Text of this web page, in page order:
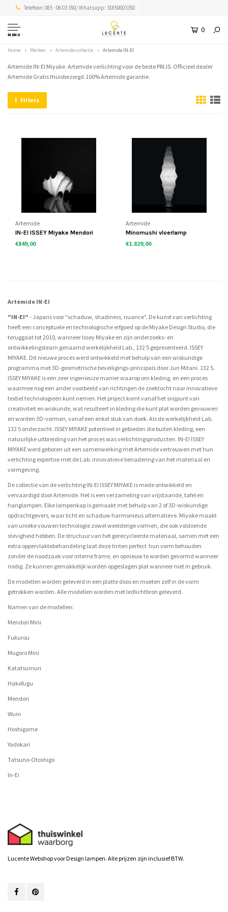
Telefoon: 085 - 06 03 350/ Whatsapp: 31850603350
MENU
0
Home Merken Artemide collectie Artemide IN-EI
Artemide IN-EI Miyake. Artemide verlichting voor de beste PRIJS. Officieel dealer
Artemide Gratis thuisbezorgd.100% Artemide garantie.
Filters
Artemide
IN-EI ISSEY Miyake Mendori
€849,00
Artemide
Minomushi vloerlamp
€1.829,00
Artemide IN-EI
"IN-EI" - Japans voor "schaduw, shadiness, nuance". De kunst van verlichting
heeft een conceptuele en technologische erfgoed op de Miyake Design Studio, die
teruggaat tot 2010, wanneer Issey Miyake en zijn onderzoeks- en
ontwikkelingsteam genaamd werkelijkheid Lab., 132 5 gepresenteerd. ISSEY
MIYAKE. Dit nieuwe proces werd ontwikkeld met behulp van een wiskundige
programma met 3D-geometrische beveiligings-principals door Jun Mitani. 132 5.
ISSEY MIYAKE is een zeer ingenieuze manier waarop om kleding, en een proces
waarmee nog een ander voorbeeld van richtingen de zoektocht naar innovatieve
textiel technologieën kunt nemen. Het project komt vanaf het snijpunt van
creativiteit en wiskunde, wat resulteert in kleding die kunt plat worden gevouwen
en worden 3D-vormen, vanaf een enkel stuk van doek. Als de werkelijkheid Lab.
132 5 onderzocht. ISSEY MIYAKE potentieel in gebieden die buiten kleding, een
natuurlijke uitbreiding van het proces was verlichtingsproducten. IN-EI ISSEY
MIYAKE werd geboren uit een samenwerking met Artemide vertrouwen met hun
verlichting expertise met de Lab. innovatieve benadering van het materiaal en
vormgeving.
De collectie van de verlichting IN-EI ISSEY MIYAKE is mede ontwikkeld en
vervaardigd door Artemide. Het is een verzameling van vrijstaande, tafel en
hanglampen. Elke lampenkap is gemaakt met behulp van 2 of 3D-wiskundige
opdrachtgevers, waar licht en schaduw harmonieus alternatieve. Miyake maakt
van unieke vouwen technologie zowel weelderige vormen, die ook voldoende
stevigheid hebben. De structuur van het gerecycleerde materiaal, samen met een
extra oppervlaktebehandeling laat deze tinten perfect hun vorm behouden
zonder de noodzaak voor interne frame, en opnieuw te worden gevormd wanneer
nodig. Ze kunnen gemakkelijk worden opgeslagen plat wanneer niet in gebruik.
De modellen worden geleverd in een platte doos en moeten zelf in de vorm
getrokken worden. Alle modellen worden met ledlichtbron geleverd.
Namen van de modellen:
Mendori Mini
Fukurou
Mugoro Mini
Katatsumuri
Hakofugu
Mendori
Wuni
Hoshigame
Yadokari
Tatsuno-Otoshigo
In-Ei
Lucente Webshop voor Design lampen. Alle prijzen zijn inclusief BTW.